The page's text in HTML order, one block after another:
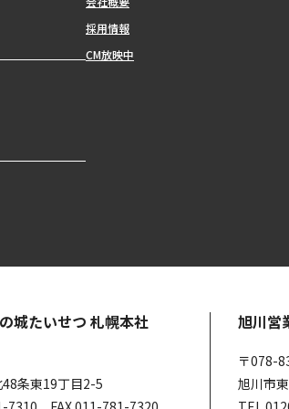
採用情報
CM放映中
城たいせつ 札幌本社
条東19丁目2-5
旭川営
〒078-
旭川市